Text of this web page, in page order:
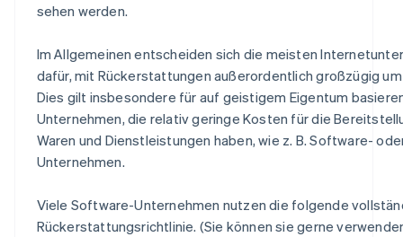
sehen werden.
Im Allgemeinen entscheiden sich die meisten
dafür, mit Rückerstattungen außerordentlich großzügig
Dies gilt insbesondere für auf geistigem Eigentum
Unternehmen, die relativ geringe Kosten für die
Waren und Dienstleistungen haben, wie z. B. Software-
Unternehmen.
Viele Software-Unternehmen nutzen die folgende
Rückerstattungsrichtlinie. (Sie können sie gerne